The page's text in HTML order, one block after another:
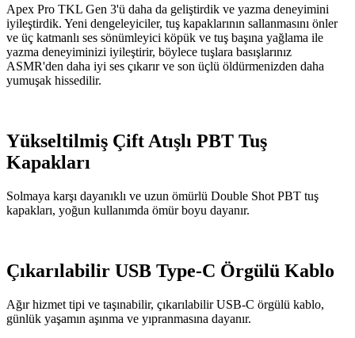
Apex Pro TKL Gen 3'ü daha da geliştirdik ve yazma deneyimini
iyileştirdik. Yeni dengeleyiciler, tuş kapaklarının sallanmasını önler
ve üç katmanlı ses sönümleyici köpük ve tuş başına yağlama ile
yazma deneyiminizi iyileştirir, böylece tuşlara basışlarınız
ASMR'den daha iyi ses çıkarır ve son üçlü öldürmenizden daha
yumuşak hissedilir.
Yükseltilmiş Çift Atışlı PBT Tuş
Kapakları
Solmaya karşı dayanıklı ve uzun ömürlü Double Shot PBT tuş
kapakları, yoğun kullanımda ömür boyu dayanır.
Çıkarılabilir USB Type-C Örgülü Kablo
Ağır hizmet tipi ve taşınabilir, çıkarılabilir USB-C örgülü kablo,
günlük yaşamın aşınma ve yıpranmasına dayanır.